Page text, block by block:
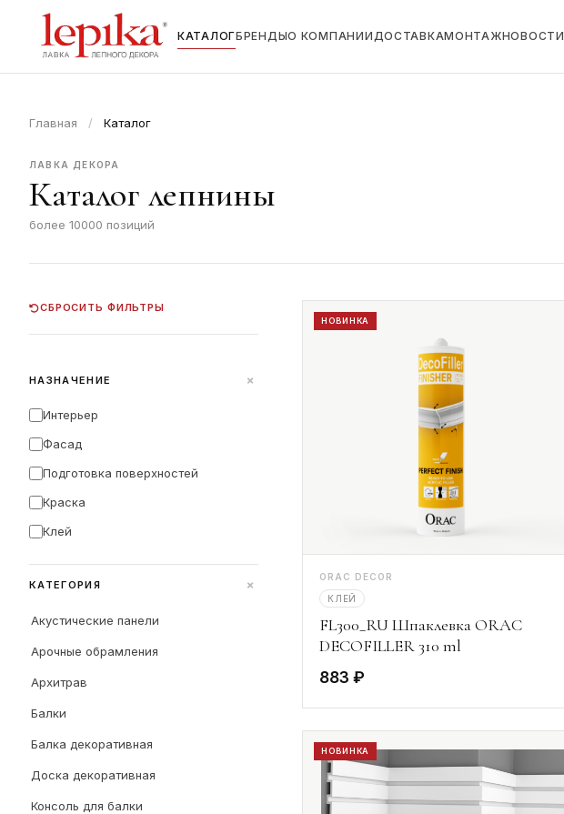
КАТАЛОГБРЕНДЫО КОМПАНИИДОСТАВКАМОНТАЖНОВОСТИ
Главная / Каталог
ЛАВКА ДЕКОРА
Каталог лепнины
более 10000 позиций
СБРОСИТЬ ФИЛЬТРЫ
НАЗНАЧЕНИЕ +
Интерьер
Фасад
Подготовка поверхностей
Краска
Клей
КАТЕГОРИЯ +
Акустические панели
Арочные обрамления
Архитрав
Балки
Балка декоративная
Доска декоративная
Консоль для балки
НОВИНКА
ORAC DECOR
КЛЕЙ
FL300_RU Шпаклевка ORAC
DECOFILLER 310 ml
883 ₽
НОВИНКА